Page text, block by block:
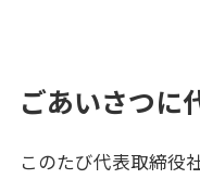
ごあいさつに
このたび代表取締役